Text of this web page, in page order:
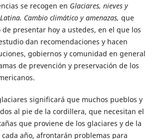
se recogen en Glaciares, nieves y
Cambio climático y amenazas, que
presentar hoy a ustedes, en el que los
dan recomendaciones y hacen
gobiernos y comunidad en general
de prevención y preservación de los
significará que muchos pueblos y
al pie de la cordillera, que necesitan el
que proviene de los glaciares y de la
año, afrontarán problemas para